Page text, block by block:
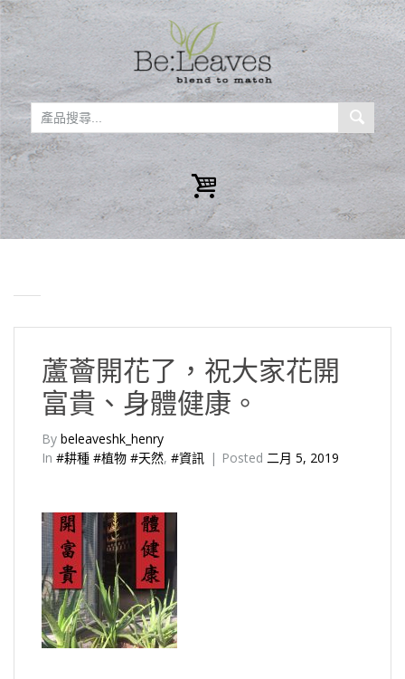
蘆薈開花了，祝大家花開
富貴、身體健康。
By beleaveshk_henry
In #耕種 #植物 #天然, #資訊 Posted 二月 5, 2019